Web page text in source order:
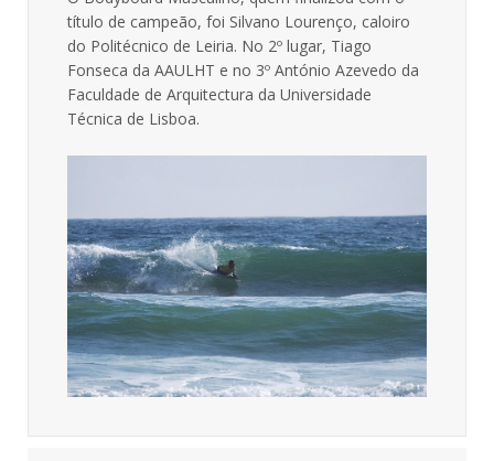
título de campeão, foi Silvano Lourenço, caloiro
do Politécnico de Leiria. No 2º lugar, Tiago
Fonseca da AAULHT e no 3º António Azevedo da
Faculdade de Arquitectura da Universidade
Técnica de Lisboa.